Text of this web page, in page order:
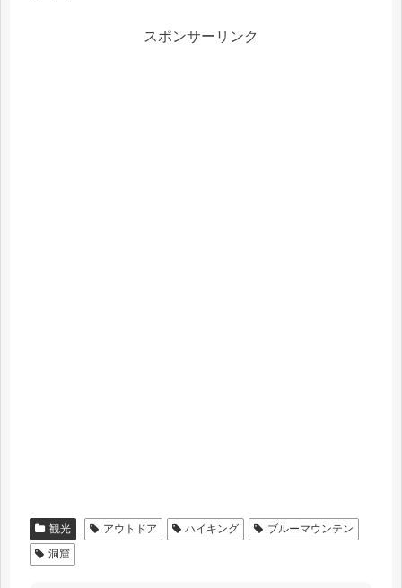
スポンサーリンク
観光 アウトドア ハイキング
ブルーマウンテン
洞窟